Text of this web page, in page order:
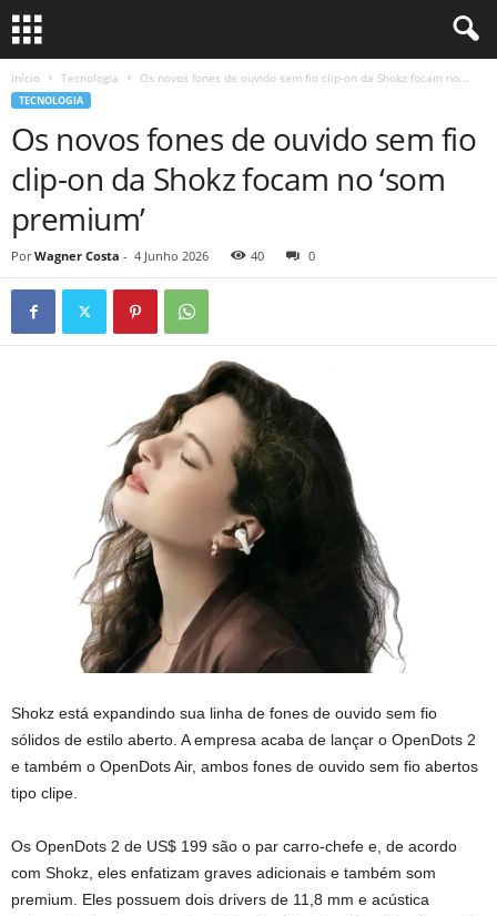
Início Tecnologia Os novos fones de ouvido sem fio clip-on da Shokz focam no...
TECNOLOGIA
Os novos fones de ouvido sem fio
clip-on da Shokz focam no ‘som
premium’
Por Wagner Costa - 4 Junho 2026 40 0
Shokz está expandindo sua linha de fones de ouvido sem fio
sólidos de estilo aberto. A empresa acaba de lançar o OpenDots 2
e também o OpenDots Air, ambos fones de ouvido sem fio abertos
tipo clipe.
Os OpenDots 2 de US$ 199 são o par carro-chefe e, de acordo
com Shokz, eles enfatizam graves adicionais e também som
premium. Eles possuem dois drivers de 11,8 mm e acústica